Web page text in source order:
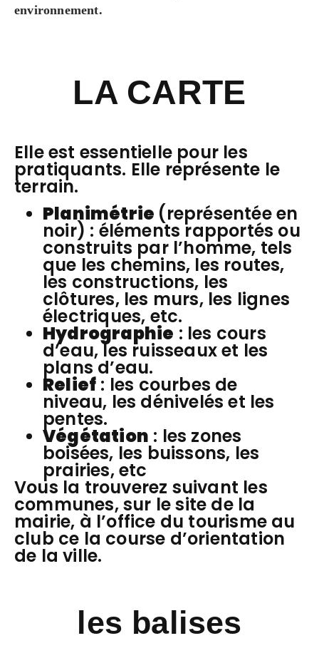
environnement.
LA CARTE
Elle est essentielle pour les
pratiquants. Elle représente le
terrain.
Planimétrie (représentée en
noir) : éléments rapportés ou
construits par l’homme, tels
que les chemins, les routes,
les constructions, les
clôtures, les murs, les lignes
électriques, etc.
Hydrographie : les cours
d’eau, les ruisseaux et les
plans d’eau.
Relief : les courbes de
niveau, les dénivelés et les
pentes.
Végétation : les zones
boisées, les buissons, les
prairies, etc
Vous la trouverez suivant les
communes, sur le site de la
mairie, à l’office du tourisme au
club ce la course d’orientation
de la ville.
les balises